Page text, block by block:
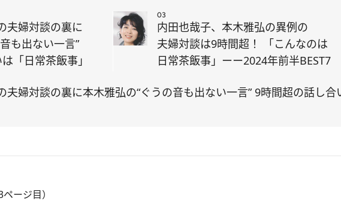
夫婦対談の裏に
も出ない一言”
「日常茶飯事」
03
内田也哉子、本木雅弘の異例の
夫婦対談は9時間超！ 「こんなのは
日常茶飯事」ーー2024年前半BEST7
夫婦対談の裏に本木雅弘の“ぐうの音も出ない一言” 9時間超の話し
ージ目）